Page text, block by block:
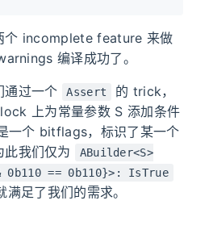
个 incomplete feature 来做
编译成功了。
通过一个 Assert
的 trick，
上为常量参数 S 添加条件
一个 bitflags，标识了某一个
我们仅为
ABuilder<S>
== 0b110}>: IsTrue
足了我们的需求。